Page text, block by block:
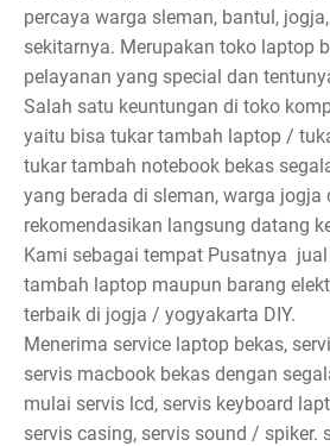
percaya warga sleman, bantul,
sekitarnya. Merupakan toko laptop
pelayanan yang special dan
Salah satu keuntungan di toko
yaitu bisa tukar tambah laptop /
tukar tambah notebook bekas
yang berada di sleman, warga jogja
rekomendasikan langsung datang
Kami sebagai tempat Pusatnya
tambah laptop maupun barang
terbaik di jogja / yogyakarta DIY.
Menerima service laptop bekas,
servis macbook bekas dengan
mulai servis lcd, servis keyboard
servis casing, servis sound / spiker.